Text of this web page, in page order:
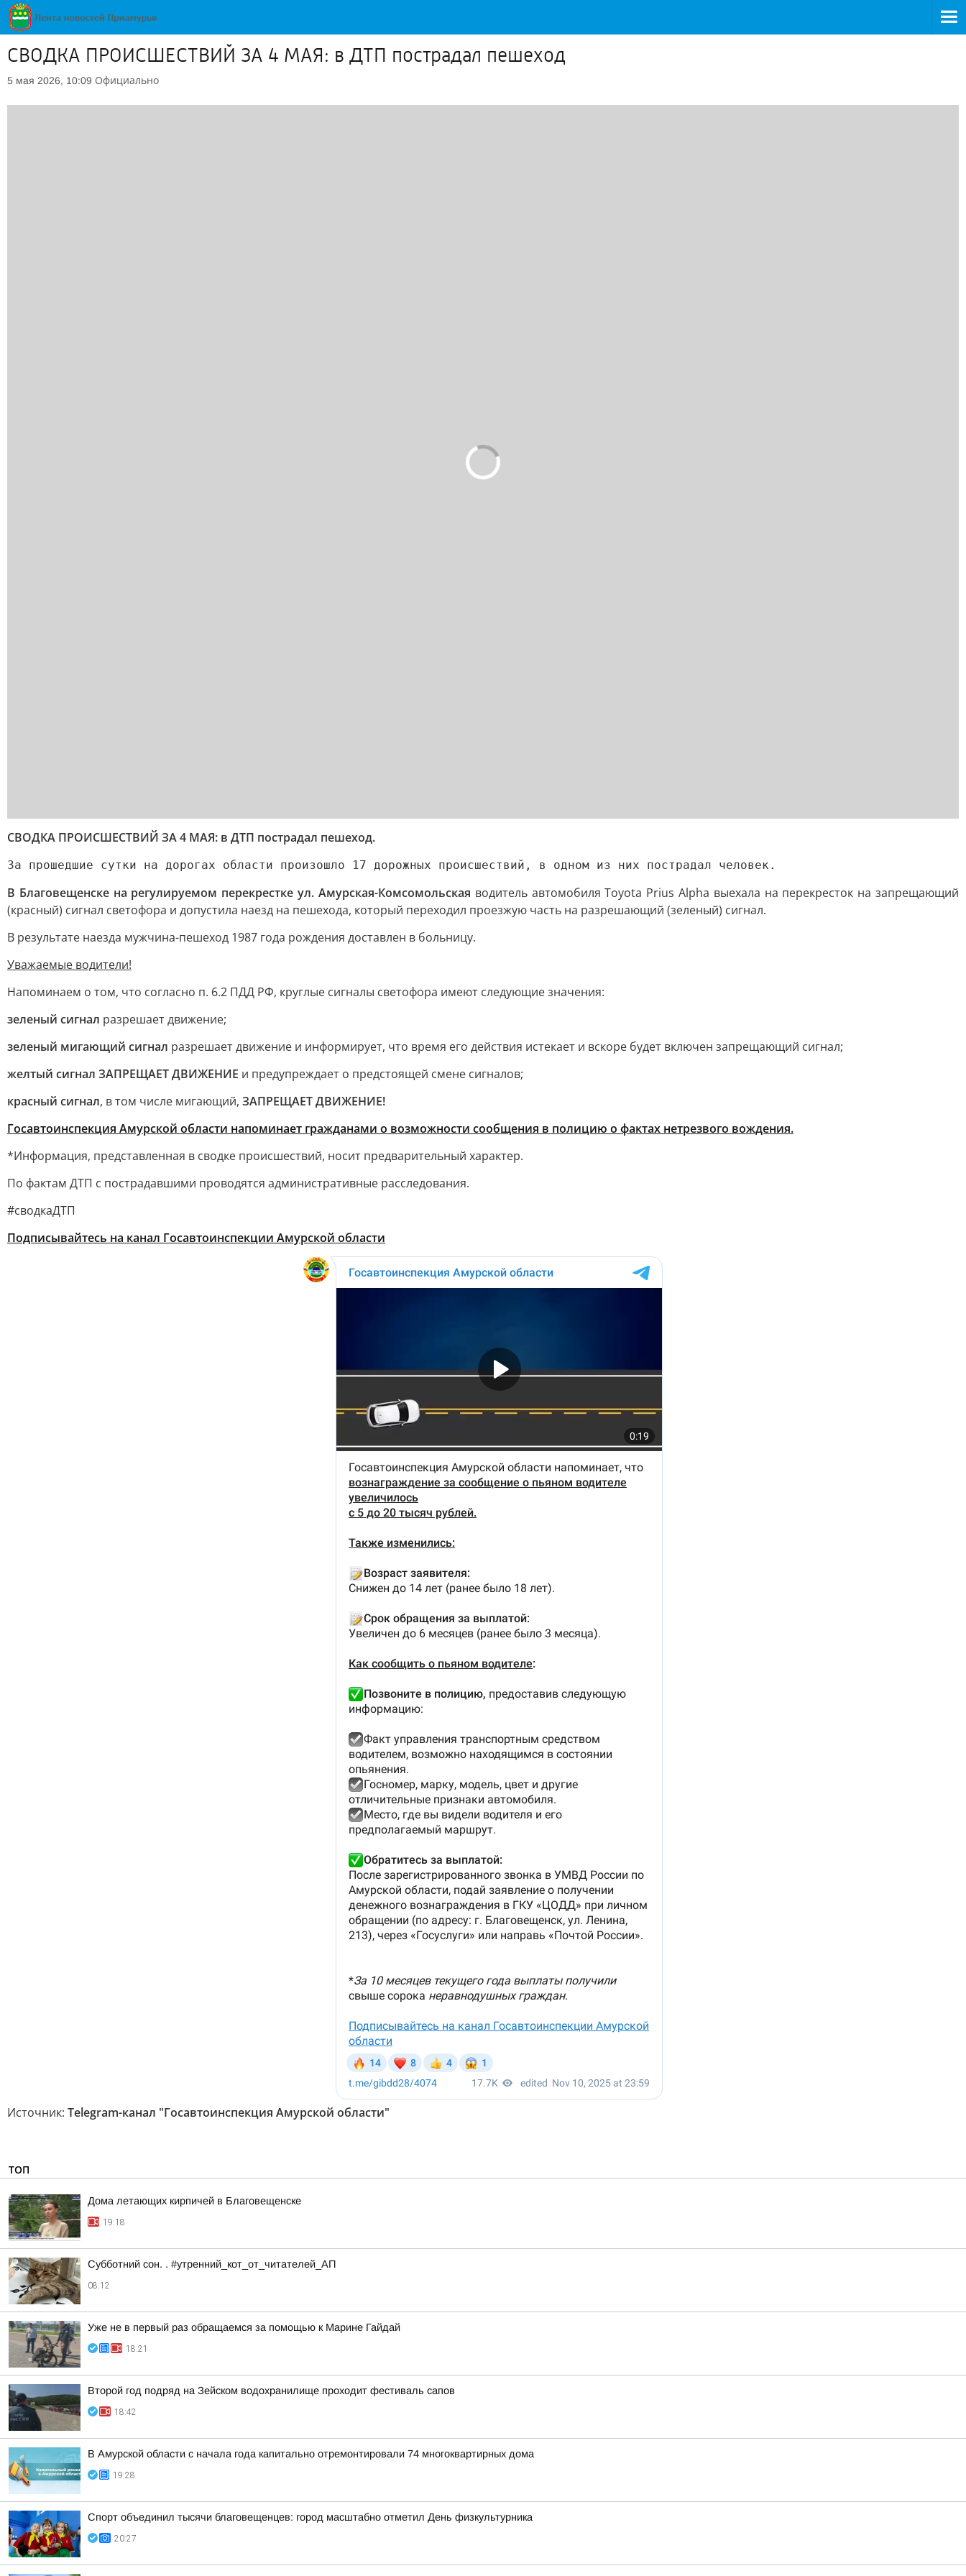
СВОДКА ПРОИСШЕСТВИЙ ЗА 4 МАЯ: в ДТП пострадал пешеход
5 мая 2026, 10:09 Официально
СВОДКА ПРОИСШЕСТВИЙ ЗА 4 МАЯ: в ДТП пострадал пешеход.
За прошедшие сутки на дорогах области произошло 17 дорожных происшествий, в одном из них пострадал человек.
В Благовещенске на регулируемом перекрестке ул. Амурская-Комсомольская водитель автомобиля Toyota Prius Alpha выехала на перекресток на запрещающий
(красный) сигнал светофора и допустила наезд на пешехода, который переходил проезжую часть на разрешающий (зеленый) сигнал.
В результате наезда мужчина-пешеход 1987 года рождения доставлен в больницу.
Уважаемые водители!
Напоминаем о том, что согласно п. 6.2 ПДД РФ, круглые сигналы светофора имеют следующие значения:
зеленый сигнал разрешает движение;
зеленый мигающий сигнал разрешает движение и информирует, что время его действия истекает и вскоре будет включен запрещающий сигнал;
желтый сигнал ЗАПРЕЩАЕТ ДВИЖЕНИЕ и предупреждает о предстоящей смене сигналов;
красный сигнал, в том числе мигающий, ЗАПРЕЩАЕТ ДВИЖЕНИЕ!
Госавтоинспекция Амурской области напоминает гражданами о возможности сообщения в полицию о фактах нетрезвого вождения.
*Информация, представленная в сводке происшествий, носит предварительный характер.
По фактам ДТП с пострадавшими проводятся административные расследования.
#сводкаДТП
Подписывайтесь на канал Госавтоинспекции Амурской области
Источник: Telegram-канал "Госавтоинспекция Амурской области"
ТОП
Дома летающих кирпичей в Благовещенске
19:18
Субботний сон. . #утренний_кот_от_читателей_АП
08:12
Уже не в первый раз обращаемся за помощью к Марине Гайдай
18:21
Второй год подряд на Зейском водохранилище проходит фестиваль сапов
18:42
В Амурской области с начала года капитально отремонтировали 74 многоквартирных дома
19:28
Спорт объединил тысячи благовещенцев: город масштабно отметил День физкультурника
20:27